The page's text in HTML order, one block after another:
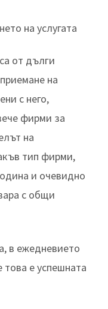
на услугата
от дълги
на
с него,
фирми за
на
тип фирми,
и очевидно
с общи
в ежедневието
е успешната